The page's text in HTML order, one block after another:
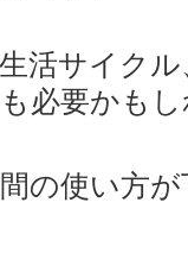
活サイク
必要かも
の使い方